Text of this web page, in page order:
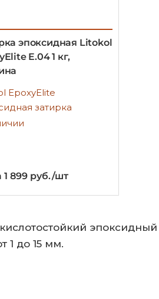
эпоксидная Litokol
E.04 1 кг,
EpoxyElite
затирка
1 899 руб./шт
эпоксидный
1 до 15 мм.